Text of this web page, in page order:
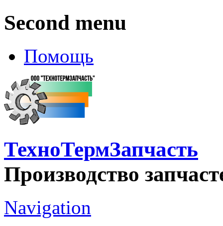
Second menu
Помощь
ТехноТермЗапчасть
Производство
Navigation